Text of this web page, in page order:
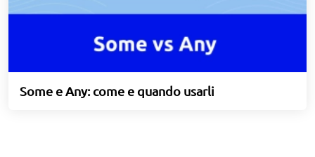
Some e Any: come e quando usarli